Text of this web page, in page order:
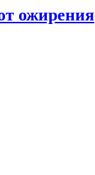
ожирения